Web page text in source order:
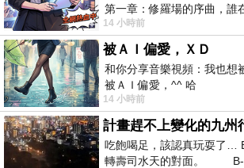
第一章：修羅場的序曲，誰
卡爾頓酒店的總統套房內，
14 小時前
被ＡＩ偏愛，ＸＤ
和你分享音樂視頻：我也想
被ＡＩ偏愛，^^ 哈
14 小時前
吃飽喝足，該認真玩耍了…
轉壽司水天的對面。 B-